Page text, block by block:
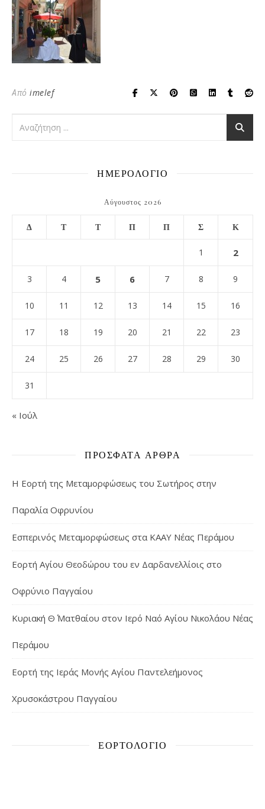
Από imelef
ΗΜΕΡΟΛΟΓΙΟ
Αύγουστος 2026
Δ Τ Τ Π Π Σ Κ
1 2
3 4 5 6 7 8 9
10 11 12 13 14 15 16
17 18 19 20 21 22 23
24 25 26 27 28 29 30
31
« Ιούλ
ΠΡΌΣΦΑΤΑ ΆΡΘΡΑ
Η Εορτή της Μεταμορφώσεως του Σωτήρος στην
Παραλία Οφρυνίου
Εσπερινός Μεταμορφώσεως στα ΚΑΑΥ Νέας Περάμου
Εορτή Αγίου Θεοδώρου του εν Δαρδανελλίοις στο
Οφρύνιο Παγγαίου
Κυριακή Θ΄ Ματθαίου στον Ιερό Ναό Αγίου Νικολάου Νέας
Περάμου
Εορτή της Ιεράς Μονής Αγίου Παντελεήμονος
Χρυσοκάστρου Παγγαίου
ΕΟΡΤΟΛΌΓΙΟ